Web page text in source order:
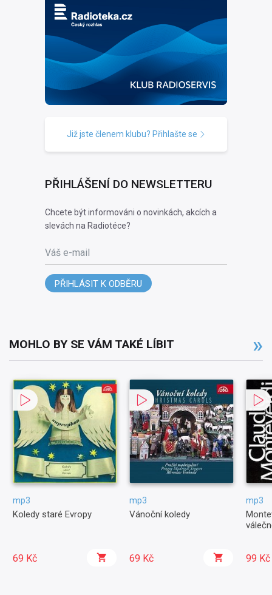
Již jste členem klubu? Přihlašte se
PŘIHLÁŠENÍ DO NEWSLETTERU
Chcete být informováni o novinkách, akcích a
slevách na Radiotéce?
Váš e-mail
PŘIHLÁSIT K ODBĚRU
MOHLO BY SE VÁM TAKÉ LÍBIT
mp3
Koledy staré Evropy
69 Kč
mp3
Vánoční koledy
69 Kč
mp3
99 Kč